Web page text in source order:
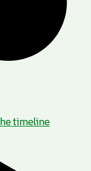
timeline